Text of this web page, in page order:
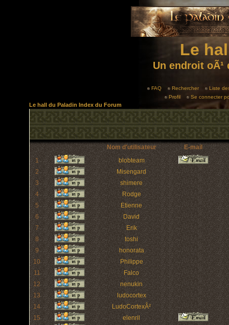
Le
Un endroit
FAQ Rechercher
Liste
Profil
Se connecter
Le hall du Paladin Index du Forum
Nom d'utilisateur
E-mail
1
blobteam
2
Misengard
3
shimere
4
Rodge
5
Etienne
6
David
7
Erik
8
toshi
9
honorata
10
Philippe
11
Falco
12
nenukin
13
ludocortex
14
LudoCortexÂ²
15
elenril